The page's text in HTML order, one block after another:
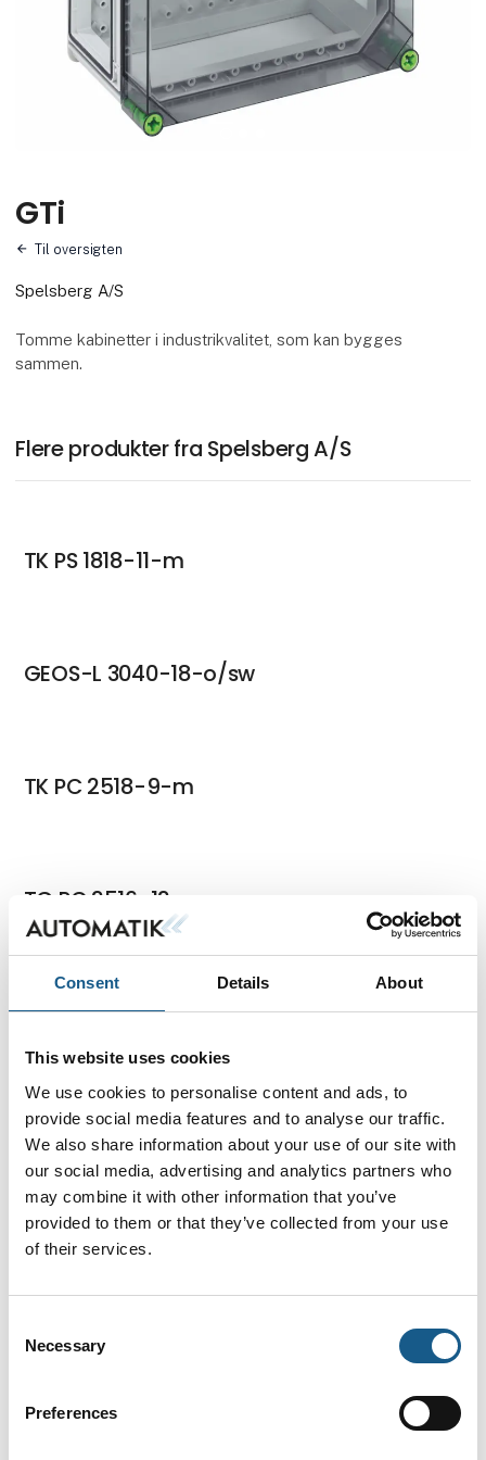
Consent Details About
This website uses cookies
We use cookies to personalise content and ads, to
provide social media features and to analyse our traffic.
We also share information about your use of our site with
our social media, advertising and analytics partners who
may combine it with other information that you’ve
provided to them or that they’ve collected from your use
of their services.
Selection
Necessary
Preferences
GTi
Til oversigten
Spelsberg A/S
Tomme kabinetter i industrikvalitet, som kan bygges
sammen.
Flere produkter fra Spelsberg A/S
TK PS 1818-11-m
GEOS-L 3040-18-o/sw
TK PC 2518-9-m
TG PC 2516-12-o
TG PC 88-6-o
AL 88-6 tom aluminiumskasse